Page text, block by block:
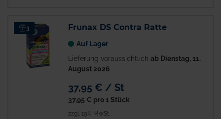
3 Frunax DS Contra Ratte
Auf Lager
Lieferung voraussichtlich ab Dienstag, 11.
August 2026
37,95 € / St
37,95 € pro 1 Stück
zzgl. 19% MwSt.